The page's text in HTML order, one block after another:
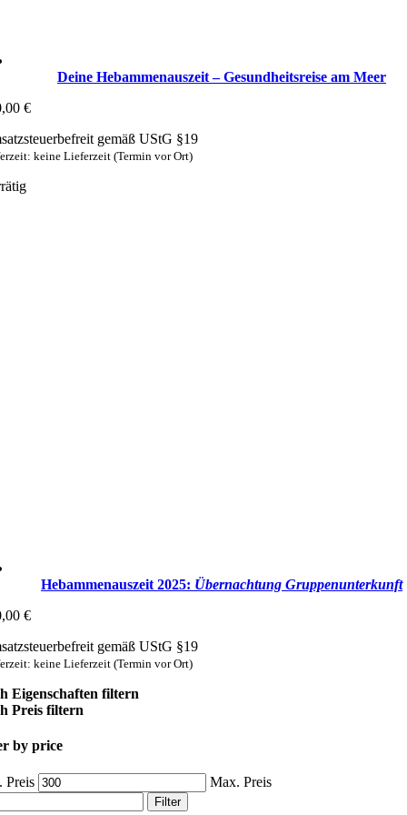
Deine Hebammenauszeit – Gesundheitsreise am Meer
€
gemäß UStG §19
keine Lieferzeit (Termin vor Ort)
Hebammenauszeit 2025: Übernachtung Gruppen­unterkunft
€
gemäß UStG §19
keine Lieferzeit (Termin vor Ort)
Eigenschaften filtern
Preis filtern
by price
Preis Max. Preis
Filter